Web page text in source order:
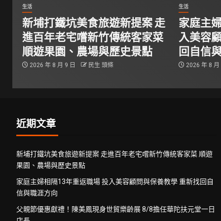
生活
新埔打鐵坑美食旅遊新提案 走
進百年老宅嚐新竹傳統客家菜
順遊果園、農場與歷史景點
2026 年 8 月 9 日 民生 頭條
生活
家庭主
入美容
回自信
2026 年 8
近期文章
新埔打鐵坑美食旅遊新提案 走進百年老宅嚐新竹傳統客家菜 順遊
果園、農場與歷史景點
家庭主婦相隔13年重返職場 投入美容顧問與保養教學 重新找回自
信與職涯方向
父親節優惠獻禮！陳美鳳現身世貿樂齡展 8/8擔任華陀扶元堂一日